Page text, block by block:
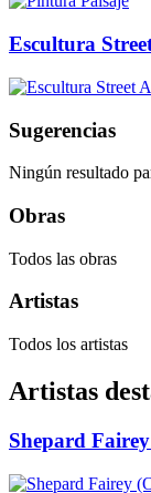
Escultura
Sugerencias
Ningún resultado
Obras
Todos las obras
Artistas
Todos los artistas
Artistas
Shepard